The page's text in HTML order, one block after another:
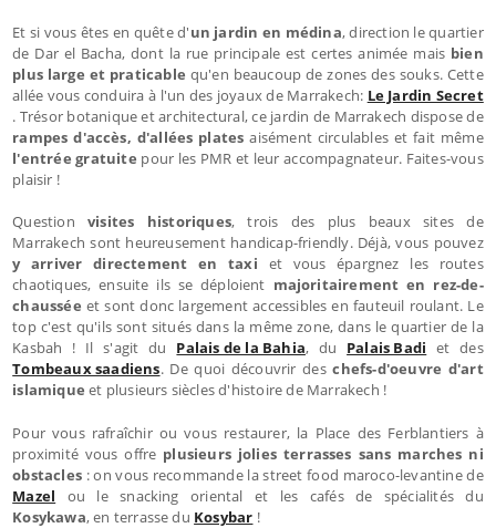
Et si vous êtes en quête d'un jardin en médina, direction le quartier
de Dar el Bacha, dont la rue principale est certes animée mais bien
plus large et praticable qu'en beaucoup de zones des souks. Cette
allée vous conduira à l'un des joyaux de Marrakech: Le Jardin Secret
. Trésor botanique et architectural, ce jardin de Marrakech dispose de
rampes d'accès, d'allées plates aisément circulables et fait même
l'entrée gratuite pour les PMR et leur accompagnateur. Faites-vous
plaisir !
Questionvisites historiques, trois des plus beaux sites de
Marrakech sont heureusement handicap-friendly. Déjà, vous pouvez
y arriver directement en taxi et vous épargnez les routes
chaotiques, ensuite ils se déploient majoritairement en rez-de-
chaussée et sont donc largement accessibles en fauteuil roulant. Le
top c'est qu'ils sont situés dans la même zone, dans le quartier de la
Kasbah ! Il s'agit du Palais de la Bahia, du Palais Badi et des
Tombeaux saadiens. De quoi découvrir deschefs-d'oeuvre d'art
islamique et plusieurs siècles d'histoire de Marrakech !
Pour vous rafraîchir ou vous restaurer, la Place des Ferblantiers à
proximité vous offre plusieurs jolies terrasses sans marches ni
obstacles: on vous recommande la street food maroco-levantine de
Mazel ou le snacking oriental et les cafés de spécialités du
Kosykawa, en terrasse du Kosybar !